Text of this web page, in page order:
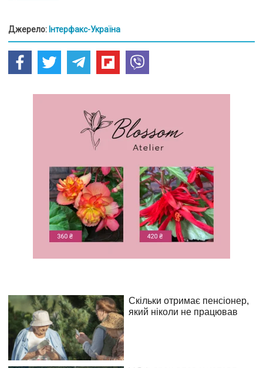
Джерело: Інтерфакс-Україна